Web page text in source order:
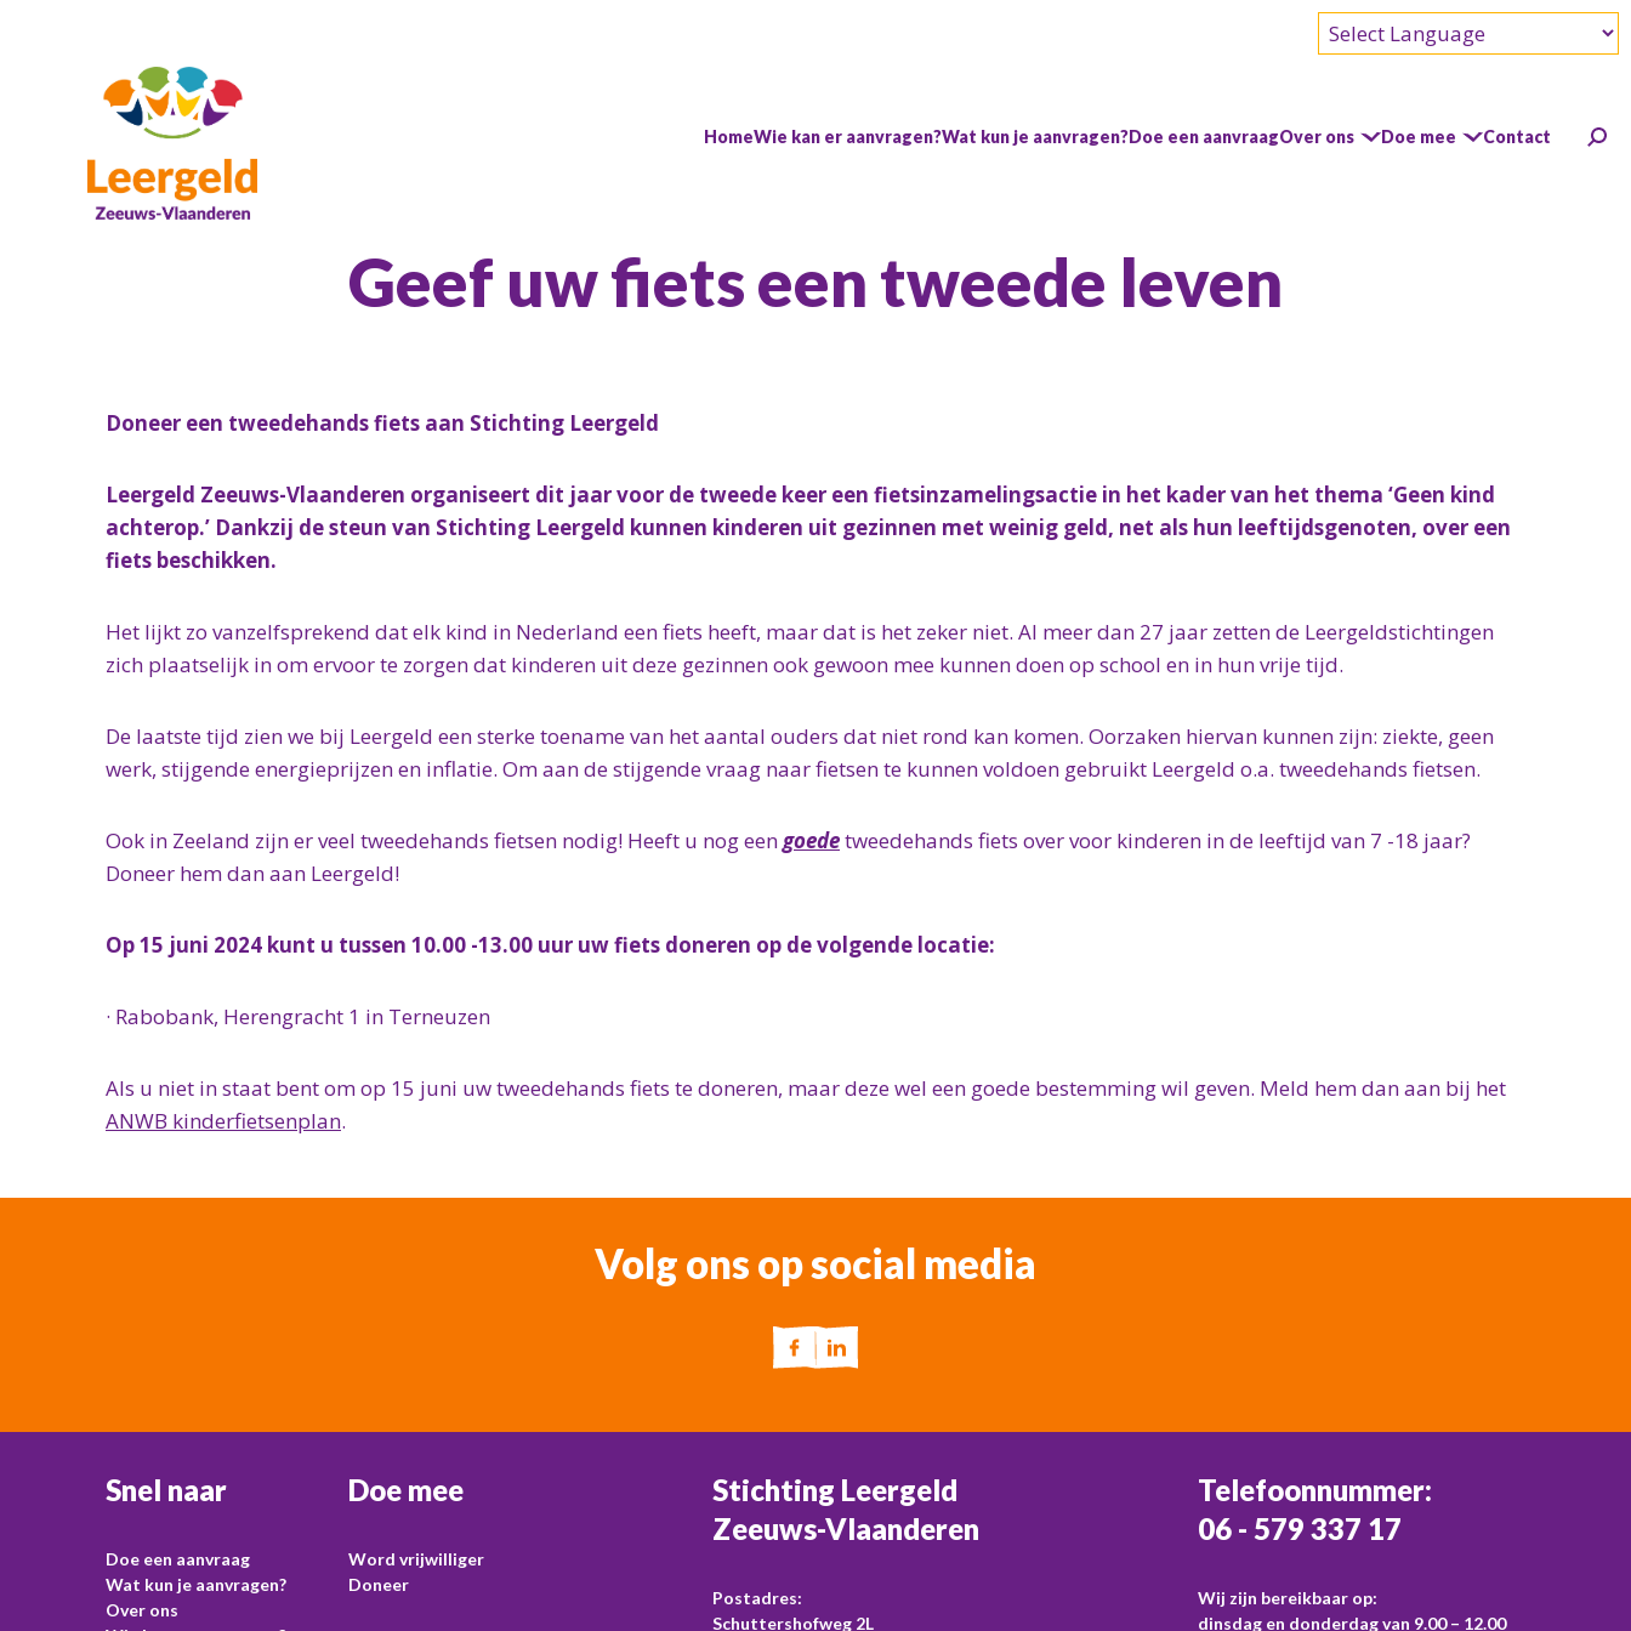
Powered by
HomeWie kan er aanvragen?Wat kun je aanvragen?Doe een aanvraagOver ons Doe mee Contact
Geef uw fiets een tweede leven
Doneer een tweedehands fiets aan Stichting Leergeld
Leergeld Zeeuws-Vlaanderen organiseert dit jaar voor de tweede keer een fietsinzamelingsactie in het kader van het thema ‘Geen kind
achterop.’ Dankzij de steun van Stichting Leergeld kunnen kinderen uit gezinnen met weinig geld, net als hun leeftijdsgenoten, over een
fiets beschikken.
Het lijkt zo vanzelfsprekend dat elk kind in Nederland een fiets heeft, maar dat is het zeker niet. Al meer dan 27 jaar zetten de Leergeldstichtingen
zich plaatselijk in om ervoor te zorgen dat kinderen uit deze gezinnen ook gewoon mee kunnen doen op school en in hun vrije tijd.
De laatste tijd zien we bij Leergeld een sterke toename van het aantal ouders dat niet rond kan komen. Oorzaken hiervan kunnen zijn: ziekte, geen
werk, stijgende energieprijzen en inflatie. Om aan de stijgende vraag naar fietsen te kunnen voldoen gebruikt Leergeld o.a. tweedehands fietsen.
Ook in Zeeland zijn er veel tweedehands fietsen nodig! Heeft u nog eengoedetweedehands fiets over voor kinderen in de leeftijd van 7 -18 jaar?
Doneer hem dan aan Leergeld!
Op 15 juni 2024 kunt u tussen 10.00 -13.00 uur uw fiets doneren op de volgende locatie:
· Rabobank, Herengracht 1 in Terneuzen
Als u niet in staat bent om op 15 juni uw tweedehands fiets te doneren, maar deze wel een goede bestemming wil geven. Meld hem dan aan bij het
ANWB kinderfietsenplan.
Volg ons op social media
Snel naar
Doe een aanvraag
Wat kun je aanvragen?
Over ons
Doe mee
Word vrijwilliger
Doneer
Stichting Leergeld
Zeeuws-Vlaanderen
Postadres:
Schuttershofweg 2L
Telefoonnummer:
06 - 579 337 17
Wij zijn bereikbaar op:
dinsdag en donderdag van 9.00 – 12.00